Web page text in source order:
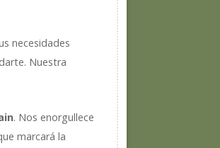
necesidades
Nuestra
. Nos enorgullece
marcará la